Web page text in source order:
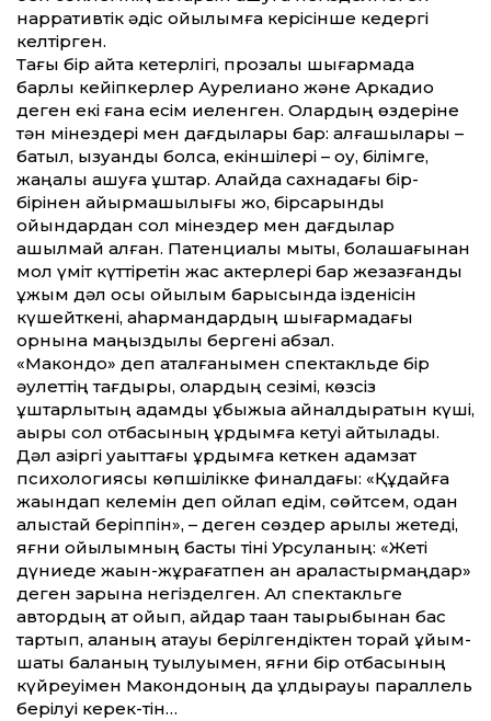
нарративтік әдіс қойылымға керісінше кедергі
келтірген.
Тағы бір айта кетерлігі, прозалық шығармада
барлық кейіпкерлер Аурелиано және Аркадио
деген екі ғана есім иеленген. Олардың өздеріне
тән мінездері мен дағдылары бар: алғашқылары –
батыл, қызуқанды болса, екіншілері – оқу, білімге,
жаңалық ашуға құштар. Алайда сахнадағы бір-
бірінен айырмашылығы жоқ, бірсарынды
ойындардан сол мінездер мен дағдылар
ашылмай қалған. Патенциалы мықты, болашағынан
мол үміт күт­тіретін жас актерлері бар жезқазғандық
ұжым дәл осы қойы­лым барысында ізденісін
күшейткені, қаһармандардың шығармадағы
орнына маңыздылық бергені абзал.
«Макондо» деп аталғанымен спектакльде бір
әулет­тің тағдыры, олардың сезімі, көзсіз
құштарлықтың адамды құбыжыққа айналдыратын күші,
ақыры сол отбасының құрдымға кетуі айтылады.
Дәл қазіргі уақыт­тағы құрдымға кеткен адамзат
психологиясы көпшілікке финалдағы: «Құдайға
жақындап келемін деп ойлап едім, сөйтсем, одан
алыстай беріппін», – деген сөздер арқылы жетеді,
яғни қойылымның басты тіні Урсуланың: «Жеті
дүниеде жақын-жұрағатпен қан араластырмаңдар»
деген зарына негізделген. Ал спектакльге
автордың ат қойып, айдар таққан тақырыбынан бас
тартып, қаланың атауы берілгендіктен торай құйым­
шақты баланың туылуымен, яғни бір отбасының
күйреуімен Макондоның да құлдырауы параллель
берілуі керек-тін…